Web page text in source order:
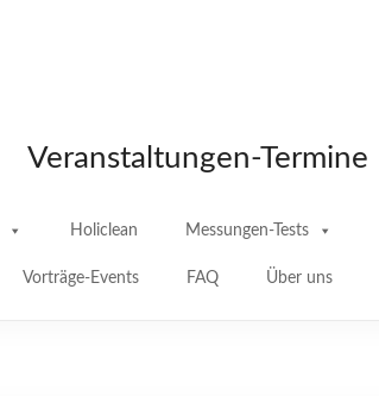
Veranstaltungen-Termine
Holiclean Messungen-Tests
Vorträge-Events FAQ Über uns